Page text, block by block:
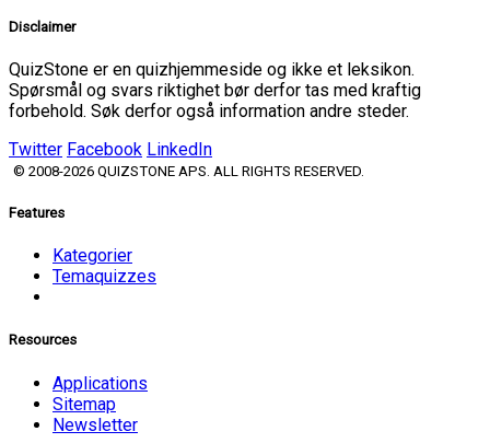
Disclaimer
QuizStone er en quizhjemmeside og ikke et leksikon.
Spørsmål og svars riktighet bør derfor tas med kraftig
forbehold. Søk derfor også information andre steder.
Twitter Facebook LinkedIn
© 2008-2026 QUIZSTONE APS. ALL RIGHTS RESERVED.
Features
Kategorier
Temaquizzes
Resources
Applications
Sitemap
Newsletter